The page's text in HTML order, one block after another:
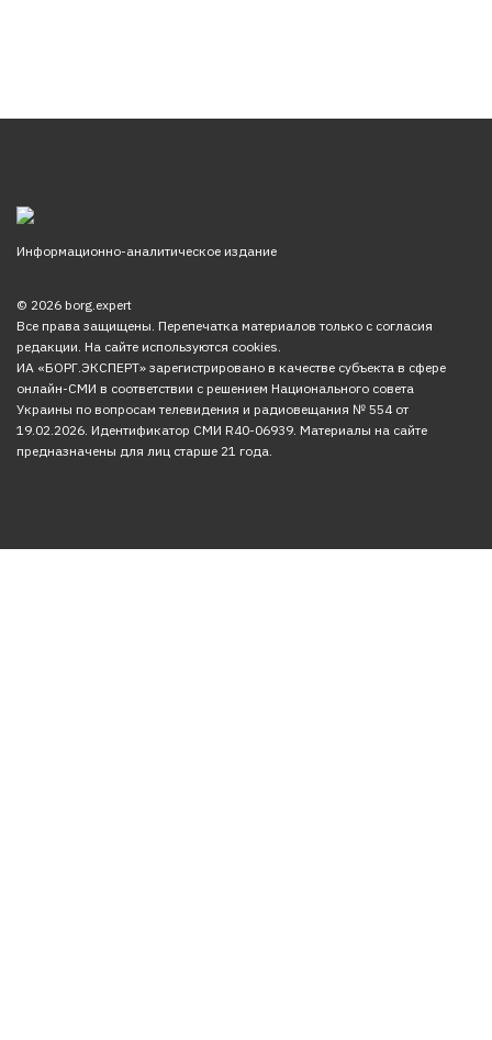
Информационно-аналитическое издание
© 2026 borg.expert
Все права защищены. Перепечатка материалов только с согласия
редакции. На сайте используются cookies.
ИА «БОРГ.ЭКСПЕРТ» зарегистрировано в качестве субъекта в сфере
онлайн-СМИ в соответствии с решением Национального совета
Украины по вопросам телевидения и радиовещания № 554 от
19.02.2026. Идентификатор СМИ R40-06939. Материалы на сайте
предназначены для лиц старше 21 года.